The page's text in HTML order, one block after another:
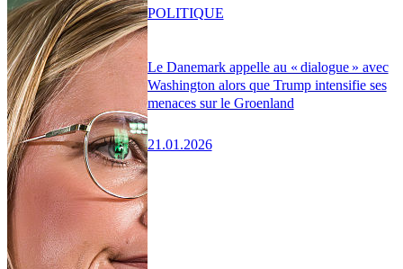
Le Danemark appelle au « dialogue » avec
Washington alors que Trump intensifie ses
menaces sur le Groenland
21.01.2026
POLITIQUE